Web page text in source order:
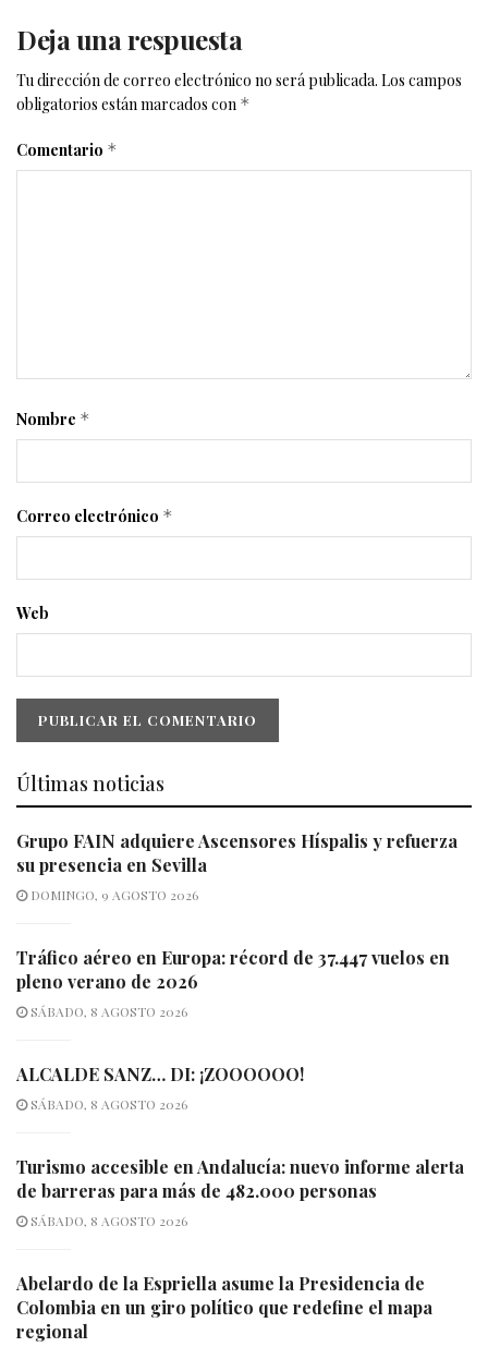
Deja una respuesta
Tu dirección de correo electrónico no será publicada. Los campos
obligatorios están marcados con *
Comentario *
Nombre *
Correo electrónico *
Web
Últimas noticias
Grupo FAIN adquiere Ascensores Híspalis y refuerza
su presencia en Sevilla
DOMINGO, 9 AGOSTO 2026
Tráfico aéreo en Europa: récord de 37.447 vuelos en
pleno verano de 2026
SÁBADO, 8 AGOSTO 2026
ALCALDE SANZ… DI: ¡ZOOOOOO!
SÁBADO, 8 AGOSTO 2026
Turismo accesible en Andalucía: nuevo informe alerta
de barreras para más de 482.000 personas
SÁBADO, 8 AGOSTO 2026
Abelardo de la Espriella asume la Presidencia de
Colombia en un giro político que redefine el mapa
regional